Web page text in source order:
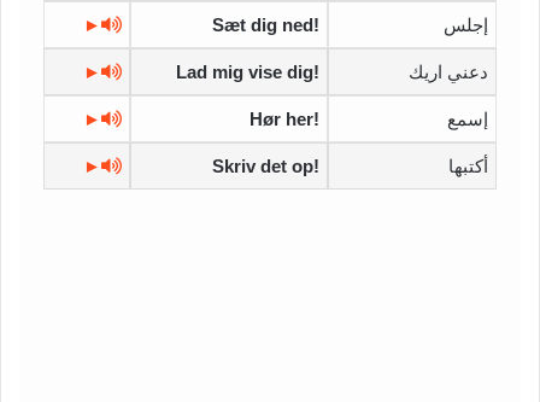
إجلس Sæt dig ned!
►
دعني اريك Lad mig vise dig!
►
إسمع Hør her!
►
أكتبها Skriv det op!
►